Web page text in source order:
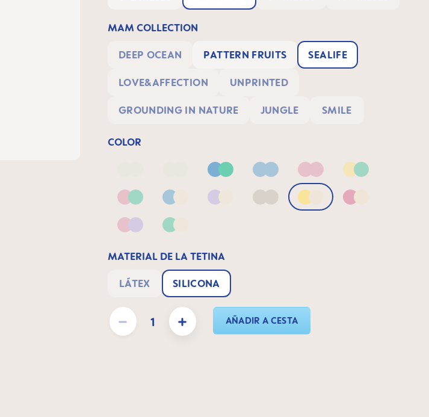
MAM COLLECTION
DEEP OCEAN PATTERN FRUITS SEALIFE
LOVE&AFFECTION UNPRINTED
GROUNDING IN NATURE JUNGLE SMILE
COLOR
Neutral2 Blue & Green
Blue Pink Yellow & Green
Pink & GreenBlue & NeutralLilac & Neutral
Neutral Yellow & NeutralPink & Neutral
Pink & LilacGreen & Neutral
MATERIAL DE LA TETINA
LÁTEX SILICONA
Cantidad del producto: introduce la cantidad deseada o usa los botones para aumentar o
AÑADIR A CESTA